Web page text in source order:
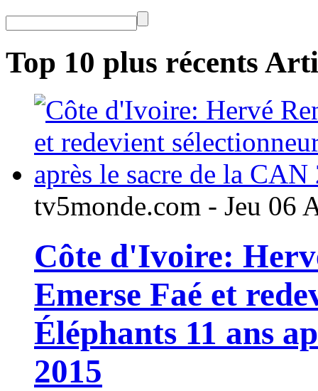
Top 10 plus récents
tv5monde.com - Jeu 06
Côte d'Ivoire:
Emerse Faé et
Éléphants 11 ans
2015